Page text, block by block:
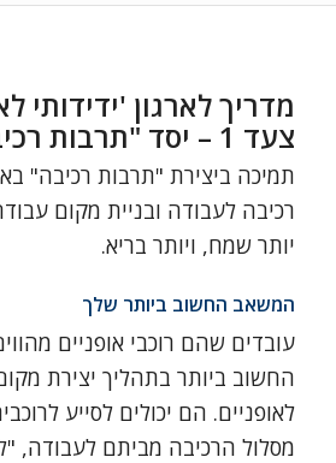
מדריך לארגון 'ידידותי
צעד 1 – יסד "תרבות רכיבה" בארגון
תמיכה ביצירת "תרבות רכיבה"
רכיבה לעבודה ובניית מקום
יותר שמח, ויותר בריא.
המשאב החשוב ביותר שלך
עובדים שהם רוכבי אופניים
החשוב ביותר בתהליך יצירת
לאופניים. הם יכולים לסייע
מסלול הרכיבה מביתם לעבודה,